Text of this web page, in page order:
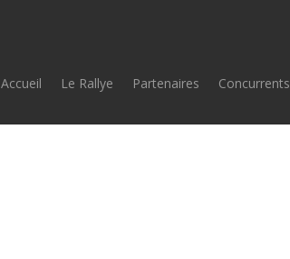
Accueil
Le Rallye Partenaires Concurrents